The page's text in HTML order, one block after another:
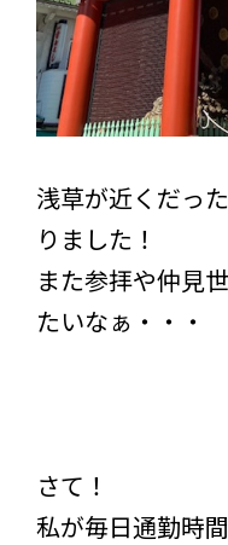
浅草が近くだっ
りました！
また参拝や仲見
たいなぁ・・・
さて！
私が毎日通勤時